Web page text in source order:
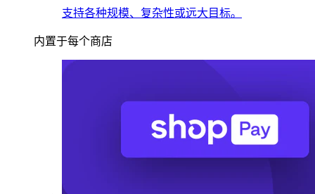
支持各种规模、复杂性或远大目标。
内置于每个商店